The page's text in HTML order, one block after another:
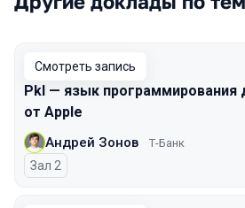
Смотреть запись
Pkl — язык программирования
от Apple
Андрей Зонов Т-Банк
Зал 2